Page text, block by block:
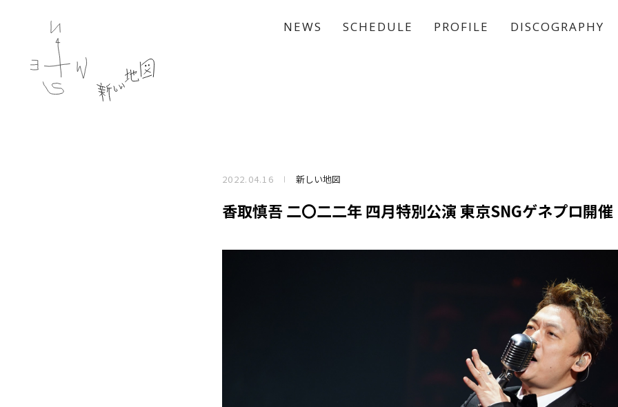
NEWS SCHEDULE PROFILE DISCOGRAPHY
2022.04.16 新しい地図
香取慎吾 二〇二二年 四月特別公演 東京SNGゲネプロ開催